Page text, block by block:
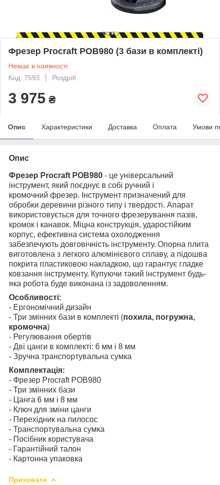
Фрезер Procraft POB980 (3 бази в комплекті)
Немає в наявності
Код: 7593
Роздріб
3 975 ₴
Опис Характеристики Доставка Оплата Умови
Опис
Фрезер Procraft POB980 - це універсальний
інструмент, який поєднує в собі ручний і
кромочний фрезер. Інструмент призначений для
обробки деревини різного типу і твердості. Апарат
використовується для точного фрезерування пазів,
кромок і канавок. Міцна конструкція, ударостійким
корпус, ефективна система охолодження
забезпечують довговічність інструменту. Опорна плита
виготовлена з легкого алюмінієвого сплаву, а підошва
покрита пластиковою накладкою, що гарантує гладке
ковзання інструменту. Купуючи такий інструмент будь-
яка робота буде виконана із задоволенням.
Особливості:
- Ергономічний дизайн
- Три змінних бази в комплекті (похила, погружна,
кромочна)
- Регулювання обертів
- Дві цанги в комплекті: 6 мм і 8 мм
- Зручна транспортувальна сумка
Комплектація:
- Фрезер Procraft POB980
- Три змінних бази
- Цанга 6 мм і 8 мм
- Ключ для зміни цанги
- Перехідник на пилосос
- Транспортувальна сумка
- Посібник користувача
- Гарантійний талон
- Картонна упаковка
Приховати